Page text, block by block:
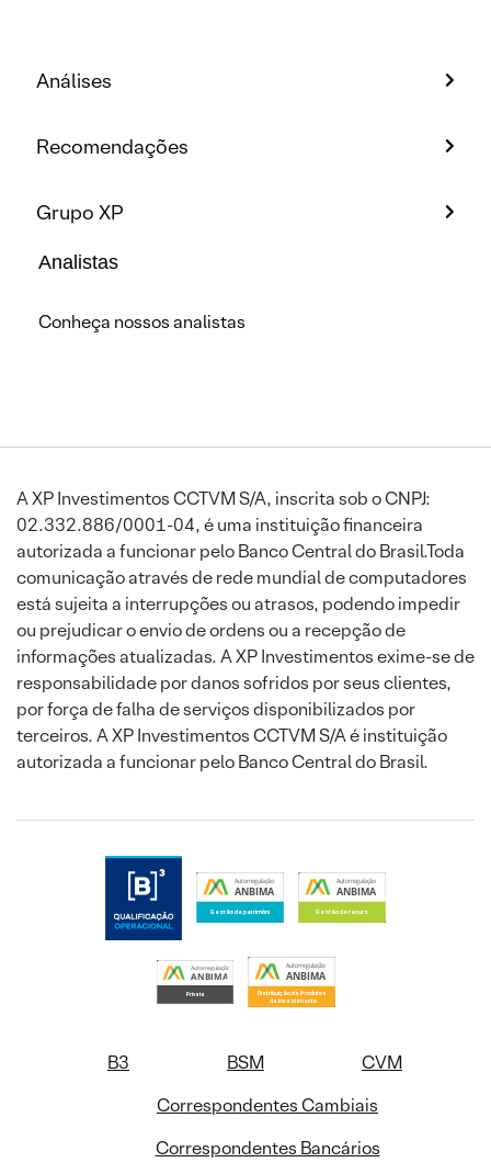
Análises
Recomendações
Grupo XP
Analistas
Conheça nossos analistas
A XP Investimentos CCTVM S/A, inscrita sob o CNPJ:
02.332.886/0001-04, é uma instituição financeira
autorizada a funcionar pelo Banco Central do Brasil.Toda
comunicação através de rede mundial de computadores
está sujeita a interrupções ou atrasos, podendo impedir
ou prejudicar o envio de ordens ou a recepção de
informações atualizadas. A XP Investimentos exime-se de
responsabilidade por danos sofridos por seus clientes,
por força de falha de serviços disponibilizados por
terceiros. A XP Investimentos CCTVM S/A é instituição
autorizada a funcionar pelo Banco Central do Brasil.
B3 BSM
CVM
Correspondentes Cambiais
Correspondentes Bancários